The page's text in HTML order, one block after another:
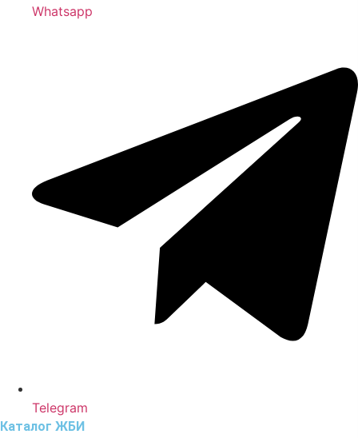
Whatsapp
Telegram
Каталог ЖБИ